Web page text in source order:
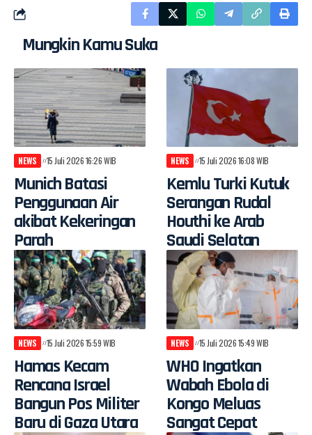
Mungkin Kamu Suka
NEWS 15 Juli 2026 16:26 WIB
Munich Batasi
Penggunaan Air
akibat Kekeringan
Parah
NEWS 15 Juli 2026 16:08 WIB
Kemlu Turki Kutuk
Serangan Rudal
Houthi ke Arab
Saudi Selatan
NEWS 15 Juli 2026 15:59 WIB
Hamas Kecam
Rencana Israel
Bangun Pos Militer
Baru di Gaza Utara
NEWS 15 Juli 2026 15:49 WIB
WHO Ingatkan
Wabah Ebola di
Kongo Meluas
Sangat Cepat